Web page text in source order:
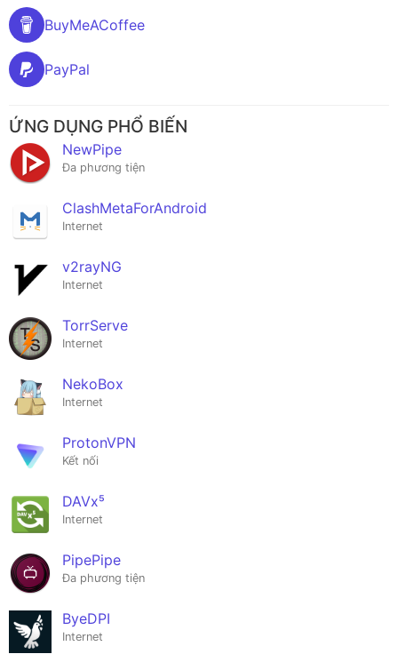
BuyMeACoffee
PayPal
ỨNG DỤNG PHỔ BIẾN
NewPipe
Đa phương tiện
ClashMetaForAndroid
Internet
v2rayNG
Internet
TorrServe
Internet
NekoBox
Internet
ProtonVPN
Kết nối
DAVx⁵
Internet
PipePipe
Đa phương tiện
ByeDPI
Internet